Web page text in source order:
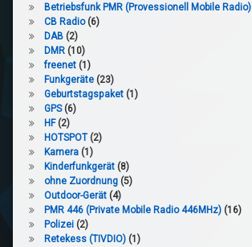
Betriebsfunk PMR (Provessionell Mobile Radio)
CB Radio (6)
DAB (2)
DMR (10)
freenet (1)
Funkgeräte (23)
Geburtstagspaket (1)
GPS (6)
HF (2)
HOTSPOT (2)
Kamera (1)
Kinderfunkgerät (8)
ohne Zuordnung (5)
Outdoor-Gerät (4)
PMR 446 (Private Mobile Radio 446MHz) (16)
Polizei (2)
Retekess (TIVDIO) (1)